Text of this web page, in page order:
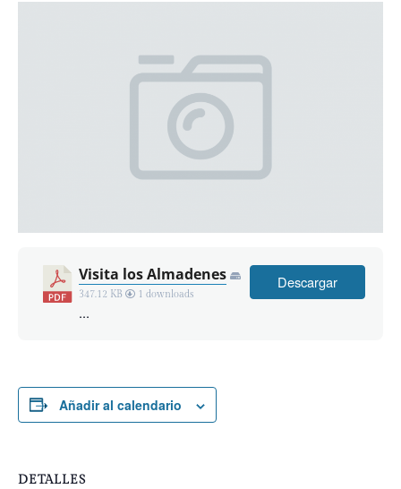
Visita los Almadenes
347.12 KB 1 downloads
...
Descargar
Añadir al calendario
DETALLES